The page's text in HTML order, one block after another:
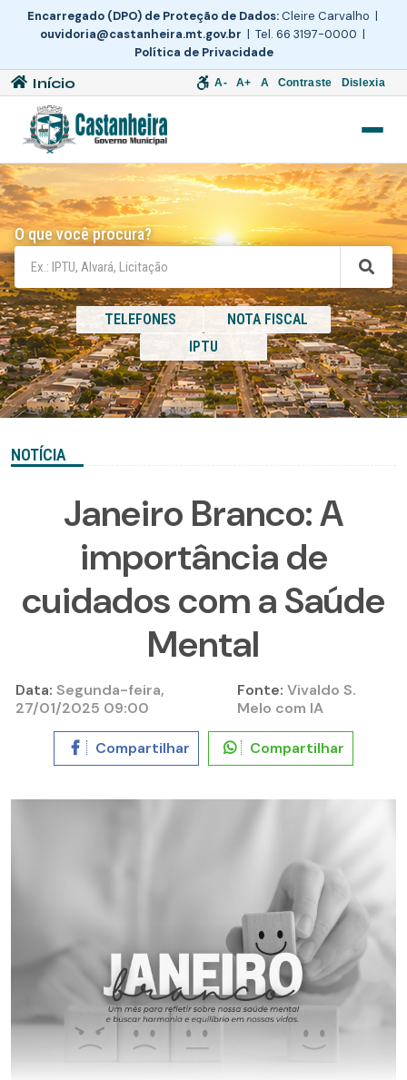
Encarregado (DPO) de Proteção de Dados:Cleire Carvalho |
ouvidoria@castanheira.mt.gov.br | Tel. 66 3197-0000 |
Política de Privacidade
Início A- A+ A Contraste Dislexia
O que você procura?
TELEFONES
NOTA FISCAL
IPTU
NOTÍCIA
Janeiro Branco: A
importância de
cuidados com a Saúde
Mental
Data: Segunda-feira,
27/01/2025 09:00
Fonte: Vivaldo S.
Melo com IA
Compartilhar Compartilhar